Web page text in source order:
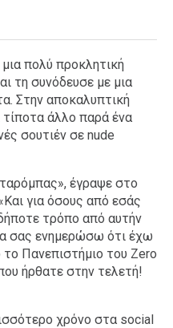
πολύ προκλητική
τη συνόδευσε με μια
Στην αποκαλυπτική
τίποτα άλλο παρά ένα
σουτιέν σε nude
έγραψε στο
για όσους από εσάς
τρόπο από αυτήν
σας ενημερώσω ότι έχω
το Πανεπιστήμιο του Zero
ήρθατε στην τελετή!
χρόνο στα social